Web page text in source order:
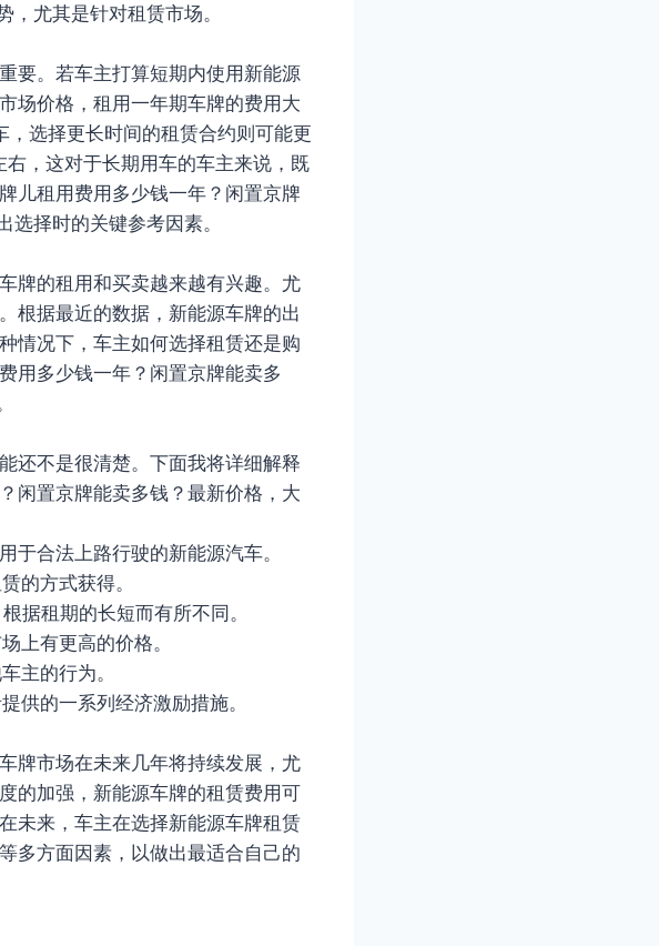
尤其是针对租赁市场。
要。若车主打算短期内使用新能源
场价格，租用一年期车牌的费用大
选择更长时间的租赁合约则可能更
，这对于长期用车的车主来说，既
儿租用费用多少钱一年？闲置京牌
择时的关键参考因素。
牌的租用和买卖越来越有兴趣。尤
根据最近的数据，新能源车牌的出
情况下，车主如何选择租赁还是购
用多少钱一年？闲置京牌能卖多
还不是很清楚。下面我将详细解释
闲置京牌能卖多钱？最新价格，大
于合法上路行驶的新能源汽车。
的方式获得。
据租期的长短而有所不同。
上有更高的价格。
主的行为。
供的一系列经济激励措施。
牌市场在未来几年将持续发展，尤
的加强，新能源车牌的租赁费用可
未来，车主在选择新能源车牌租赁
多方面因素，以做出最适合自己的